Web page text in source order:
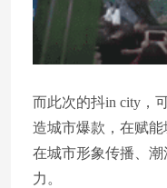
而此次的抖in city，
造城市爆款，在赋
在城市形象传播、
力。